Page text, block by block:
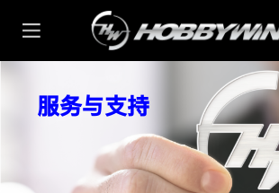
服务与支持